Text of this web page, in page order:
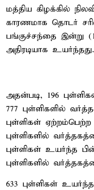
மத்திய கிழக்கில்
காரணமாக தொடர்
பங்குச்சந்தை இன்று
அதிரடியாக உயர்ந்தது.
அதன்படி, 196
777 புள்ளிகளில்
புள்ளிகள் ஏற்றம்பெற்ற
புள்ளிகளில்
புள்ளிகள் உயர்ந்த
புள்ளிகளில்
633 புள்ளிகள்